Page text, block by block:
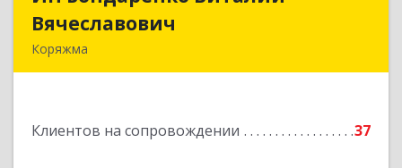
Вячеславович
Коряжма
Клиентов на сопровождении 37
Подробнее